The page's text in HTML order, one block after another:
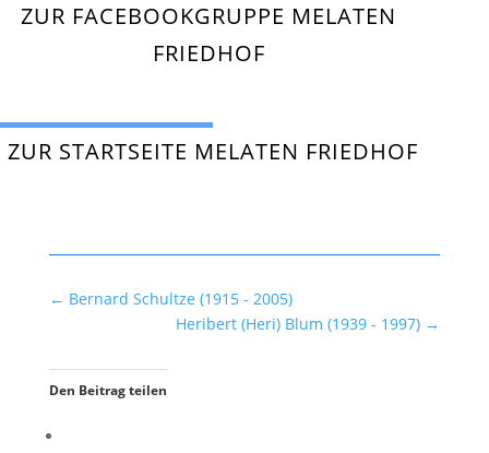
ZUR FACEBOOKGRUPPE MELATEN
FRIEDHOF
ZUR STARTSEITE MELATEN FRIEDHOF
← Bernard Schultze (1915 - 2005)
Heribert (Heri) Blum (1939 - 1997) →
Den Beitrag teilen